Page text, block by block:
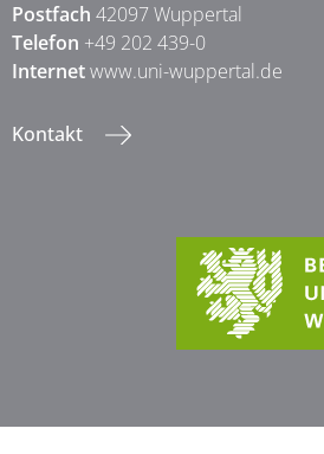
Postfach 42097 Wuppertal
Telefon +49 202 439-0
Internetwww.uni-wuppertal.de
Kontakt